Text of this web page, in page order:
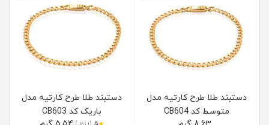
دستبند طلا طرح کارتیه مدل
متوسط کد CB604
دستبند طلا طرح کارتیه مدل
باریک کد CB603